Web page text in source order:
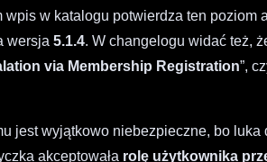
wpis w katalogu potwierdza ten
wersja5.1.4. W changelogu widać też,
via Membership Registration”,
jest wyjątkowo niebezpieczne, bo
akceptowała rolę użytkownika